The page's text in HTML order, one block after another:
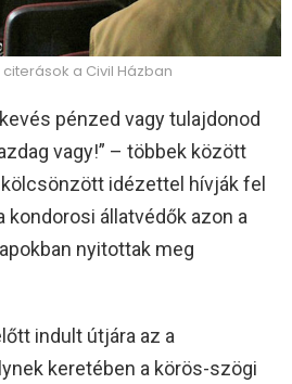
a Civil Házban
pénzed vagy tulajdonod
vagy!” – többek között
idézettel hívják fel
kondorosi állatvédők azon a
nyitottak meg
indult útjára az a
keretében a körös-szögi